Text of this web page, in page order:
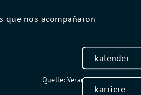
kalender
karriere
que nos acompañaron
Quelle: Veranstalter